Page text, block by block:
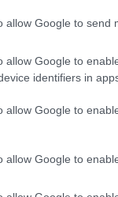
allow Google to send
allow Google to
identifiers in
allow Google to
allow Google to
αγάπη του,
τους
και αν καίγεται!
πολύ
περισσότερο,
που
από